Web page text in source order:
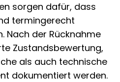
sorgen dafür, dass
termingerecht
Nach der Rücknahme
Zustandsbewertung,
als auch technische
dokumentiert werden.